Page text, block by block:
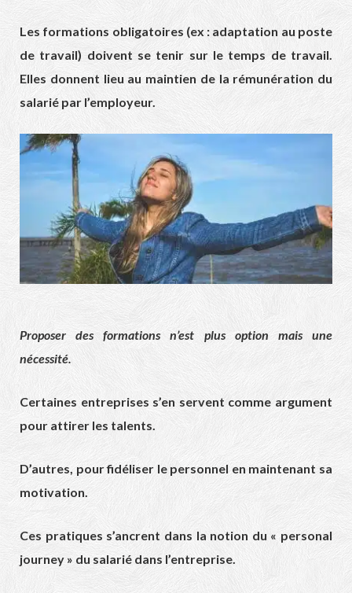
Les formations obligatoires (ex : adaptation au poste
de travail) doivent se tenir sur le temps de travail.
Elles donnent lieu au maintien de la rémunération du
salarié par l’employeur.
Proposer des formations n’est plus option mais une
nécessité.
Certaines entreprises s’en servent comme argument
pour attirer les talents.
D’autres, pour fidéliser le personnel en maintenant sa
motivation.
Ces pratiques s’ancrent dans la notion du « personal
journey » du salarié dans l’entreprise.